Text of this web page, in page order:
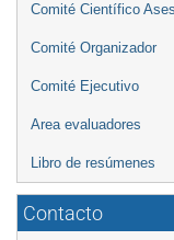
Comité Científico
Comité Organizador
Comité Ejecutivo
Area evaluadores
Libro de resúmenes
Contacto